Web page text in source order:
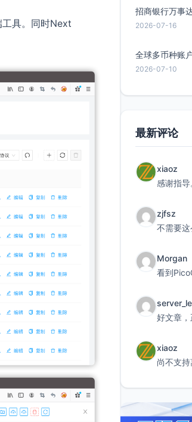
具。同时Next
招商银行万事
2026-07-16
2026-07-10
最新评论
xiaoz
感谢指导
zjfsz
Morgan
xiaoz
尚不支持